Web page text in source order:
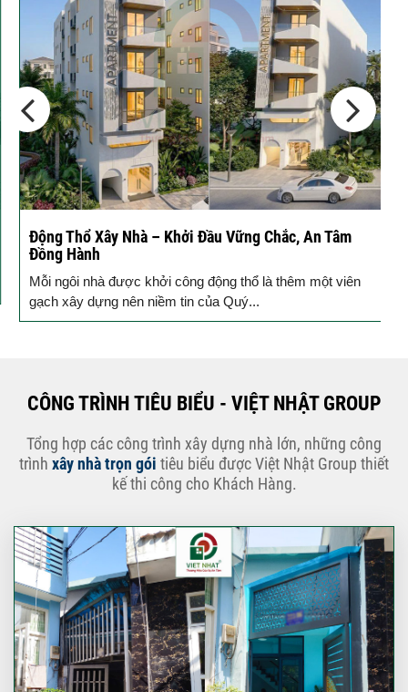
10 Vị Trí Nên Xây Gạch Đinh – Chủ
Đầu...
Động Thổ Xây Nhà – Khởi Đầu Vững Chắc, An Tâm
Đồng Hành
Mỗi ngôi nhà được khởi công động thổ là thêm một viên
gạch xây dựng nên niềm tin của Quý...
CÔNG TRÌNH TIÊU BIỂU - VIỆT NHẬT GROUP
Tổng hợp các công trình xây dựng nhà lớn, những công
trình xây nhà trọn gói tiêu biểu được Việt Nhật Group thiết
kế thi công cho Khách Hàng.